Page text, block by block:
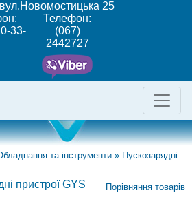
25
33-
Телефон:
(067)
2442727
та інструменти » Пускозарядні
пристрої GYS
Порівняння товарів